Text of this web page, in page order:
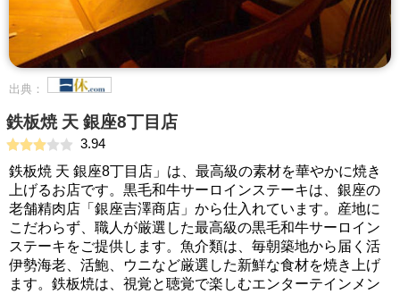
出典：
鉄板焼 天 銀座8丁目店
3.94
鉄板焼 天 銀座8丁目店」は、最高級の素材を華やかに焼き
上げるお店です。黒毛和牛サーロインステーキは、銀座の
老舗精肉店「銀座吉澤商店」から仕入れています。産地に
こだわらず、職人が厳選した最高級の黒毛和牛サーロイン
ステーキをご提供します。魚介類は、毎朝築地から届く活
伊勢海老、活鮑、ウニなど厳選した新鮮な食材を焼き上げ
ます。鉄板焼は、視覚と聴覚で楽しむエンターテインメン